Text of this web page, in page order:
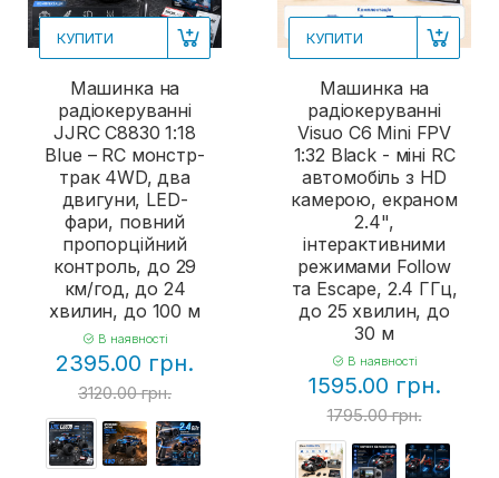
КУПИТИ
Машинка на
радіокеруванні
JJRC C8830 1:18
Blue – RC монстр-
трак 4WD, два
двигуни, LED-
фари, повний
пропорційний
контроль, до 29
км/год, до 24
хвилин, до 100 м
В наявності
2395.00 грн.
3120.00 грн.
КУПИТИ
Машинка на
радіокеруванні
Visuo C6 Mini FPV
1:32 Black - міні RC
автомобіль з HD
камерою, екраном
2.4",
інтерактивними
режимами Follow
та Escape, 2.4 ГГц,
до 25 хвилин, до
30 м
В наявності
1595.00 грн.
1795.00 грн.